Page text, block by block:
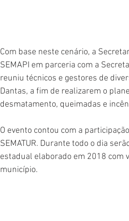
Com base neste cenário, a
SEMAPI em parceria com a
reuniu técnicos e gestores de
Dantas, a fim de realizarem o
desmatamento, queimadas e
O evento contou com a
SEMATUR. Durante todo o dia
estadual elaborado em 2018 com
município.